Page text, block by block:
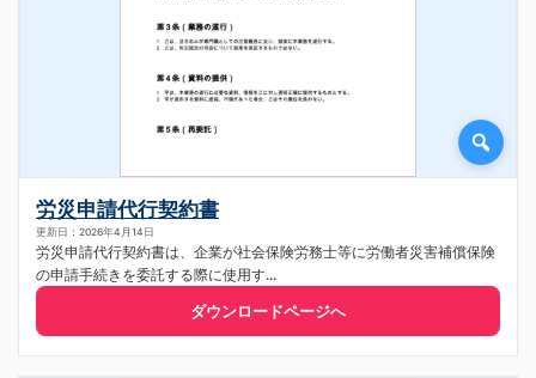
労災申請代行契約書
更新日：2026年4月14日
労災申請代行契約書は、企業が社会保険労務士等に労働者災害補償保険
の申請手続きを委託する際に使用す...
ダウンロードページへ